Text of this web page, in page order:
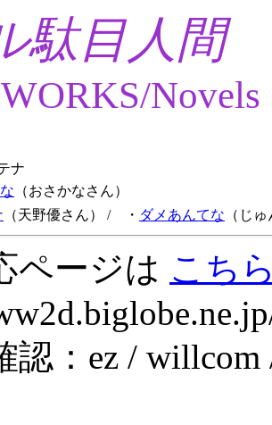
駄目人間
Novels
ナ
（おさかなさん）
（天野優さん） / ・ ダメあんてな （じ
ページは こち
認：ez /